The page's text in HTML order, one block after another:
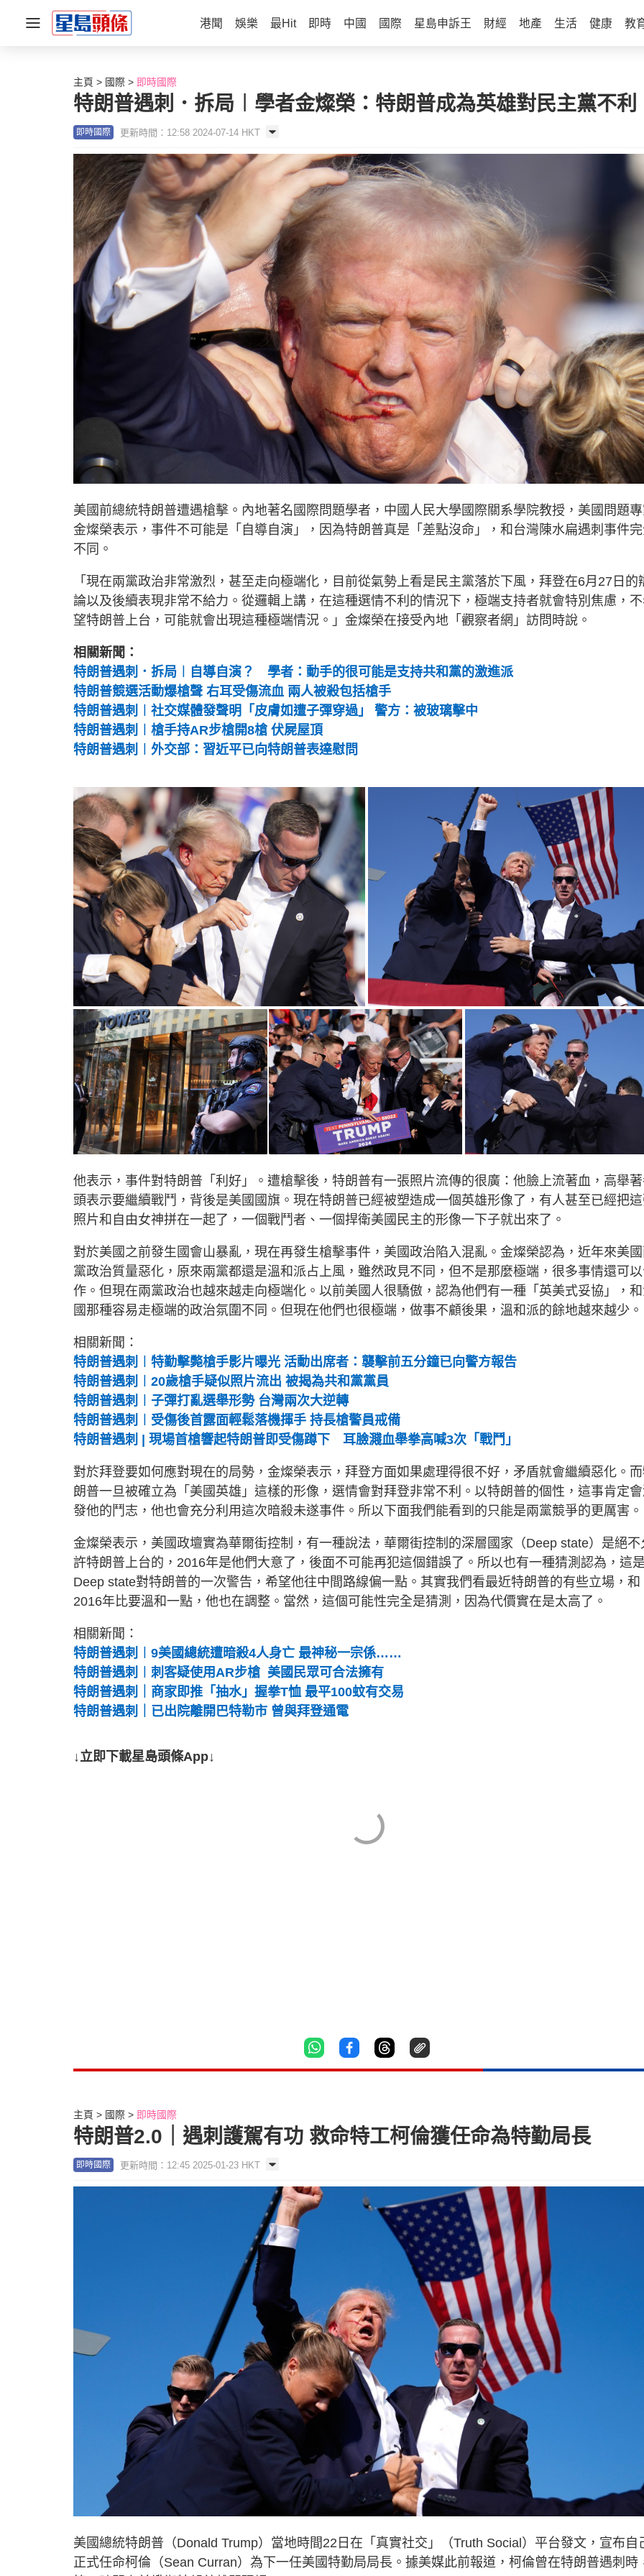
港聞 娛樂 最Hit 即時 中國 國際 星島申訴王 財經 地產 生活 健康 教
主頁 國際 即時國際
特朗普遇刺．拆局︱學者金燦榮：特朗普成為英雄對民主黨不
即時國際 更新時間：12:58 2024-07-14 HKT
美國前總統特朗普遭遇槍擊。內地著名國際問題學者，中國人民大學國際關系學院教授，美國問題
金燦榮表示，事件不可能是「自導自演」，因為特朗普真是「差點沒命」，和台灣陳水扁遇刺事件
不同。
「現在兩黨政治非常激烈，甚至走向極端化，目前從氣勢上看是民主黨落於下風，拜登在6月27日的
論以及後續表現非常不給力。從邏輯上講，在這種選情不利的情況下，極端支持者就會特別焦慮，
望特朗普上台，可能就會出現這種極端情況。」金燦榮在接受內地「觀察者網」訪問時說。
相關新聞：
特朗普遇刺．拆局︱自導自演？ 學者：動手的很可能是支持共和黨的激進派
特朗普競選活動爆槍聲 右耳受傷流血 兩人被殺包括槍手
特朗普遇刺︱社交媒體發聲明「皮膚如遭子彈穿過」 警方：被玻璃擊中
特朗普遇刺︱槍手持AR步槍開8槍 伏屍屋頂
特朗普遇刺︱外交部：習近平已向特朗普表達慰問
他表示，事件對特朗普「利好」。遭槍擊後，特朗普有一張照片流傳的很廣：他臉上流著血，高舉
頭表示要繼續戰鬥，背後是美國國旗。現在特朗普已經被塑造成一個英雄形像了，有人甚至已經把
照片和自由女神拼在一起了，一個戰鬥者、一個捍衛美國民主的形像一下子就出來了。
對於美國之前發生國會山暴亂，現在再發生槍擊事件，美國政治陷入混亂。金燦榮認為，近年來美
黨政治質量惡化，原來兩黨都還是溫和派占上風，雖然政見不同，但不是那麼極端，很多事情還可
作。但現在兩黨政治也越來越走向極端化。以前美國人很驕傲，認為他們有一種「英美式妥協」，
國那種容易走極端的政治氛圍不同。但現在他們也很極端，做事不顧後果，溫和派的餘地越來越少。
相關新聞：
特朗普遇刺︱特勤擊斃槍手影片曝光 活動出席者：襲擊前五分鐘已向警方報告
特朗普遇刺︱20歲槍手疑似照片流出 被揭為共和黨黨員
特朗普遇刺︱子彈打亂選舉形勢 台灣兩次大逆轉
特朗普遇刺︱受傷後首露面輕鬆落機揮手 持長槍警員戒備
特朗普遇刺 | 現場首槍響起特朗普即受傷蹲下 耳臉濺血舉拳高喊3次「戰鬥」
對於拜登要如何應對現在的局勢，金燦榮表示，拜登方面如果處理得很不好，矛盾就會繼續惡化。
朗普一旦被確立為「美國英雄」這樣的形像，選情會對拜登非常不利。以特朗普的個性，這事肯定
發他的鬥志，他也會充分利用這次暗殺未遂事件。所以下面我們能看到的只能是兩黨競爭的更厲害。
金燦榮表示，美國政壇實為華爾街控制，有一種說法，華爾街控制的深層國家（Deep state）是絕不
許特朗普上台的，2016年是他們大意了，後面不可能再犯這個錯誤了。所以也有一種猜測認為，這是
Deep state對特朗普的一次警告，希望他往中間路線偏一點。其實我們看最近特朗普的有些立場，和
2016年比要溫和一點，他也在調整。當然，這個可能性完全是猜測，因為代價實在是太高了。
相關新聞：
特朗普遇刺︱9美國總統遭暗殺4人身亡 最神秘一宗係……
特朗普遇刺︱刺客疑使用AR步槍 美國民眾可合法擁有
特朗普遇刺｜商家即推「抽水」握拳T恤 最平100蚊有交易
特朗普遇刺｜已出院離開巴特勒市 曾與拜登通電
↓立即下載星島頭條App↓
主頁 國際 即時國際
特朗普2.0｜遇刺護駕有功 救命特工柯倫獲任命為特勤局長
即時國際 更新時間：12:45 2025-01-23 HKT
美國總統特朗普（Donald Trump）當地時間22日在「真實社交」（Truth Social）平台發文，宣布自
正式任命柯倫（Sean Curran）為下一任美國特勤局局長。據美媒此前報道，柯倫曾在特朗普遇刺時